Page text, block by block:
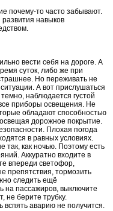
почему-то часто забывают.
навыков
вести себя на дороге. А
суток, либо же при
Но переживать не
А вот прислушаться
наблюдается густой
приборы освещения. Не
обладают способностью
дорожное покрытие.
Плохая погода
в равных условиях.
так, как ночью. Поэтому есть
Аккуратно входите в
впереди светофор,
препятствия, тормозить
следить ещё
на пассажиров, выключите
не берите трубку.
вспять аварию не получится.